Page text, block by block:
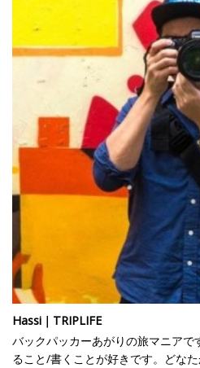
Hassi｜TRIPLIFE
バックパッカーあがりの旅マニア
ること/書くことが好きです。どな